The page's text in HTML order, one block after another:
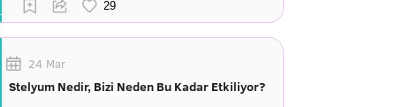
24 Mar
Stelyum Nedir, Bizi Neden Bu Kadar Etkiliyor?